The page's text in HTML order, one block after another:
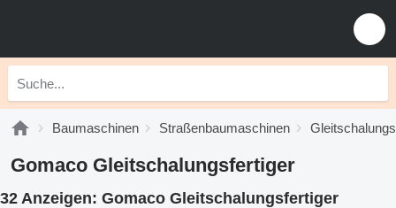
Baumaschinen Straßenbaumaschinen
Gomaco Gleitschalungsfertiger
32 Anzeigen: Gomaco Gleitschalungsfertiger